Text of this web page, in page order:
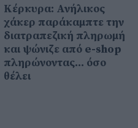
Κέρκυρα: Ανήλικος
χάκερ παράκαμπτε την
διατραπεζική πληρωμή
και ψώνιζε από e-shop
πληρώνοντας... όσο
θέλει